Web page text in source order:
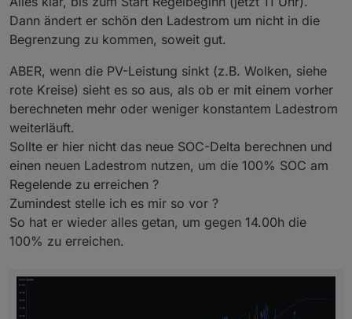
Dann ändert er schön den Ladestrom um nicht in die
Begrenzung zu kommen, soweit gut.
ABER, wenn die PV-Leistung sinkt (z.B. Wolken, siehe
rote Kreise) sieht es so aus, als ob er mit einem vorher
berechneten mehr oder weniger konstantem Ladestrom
weiterläuft.
Sollte er hier nicht das neue SOC-Delta berechnen und
einen neuen Ladestrom nutzen, um die 100% SOC am
Regelende zu erreichen ?
Zumindest stelle ich es mir so vor ?
So hat er wieder alles getan, um gegen 14.00h die
100% zu erreichen.